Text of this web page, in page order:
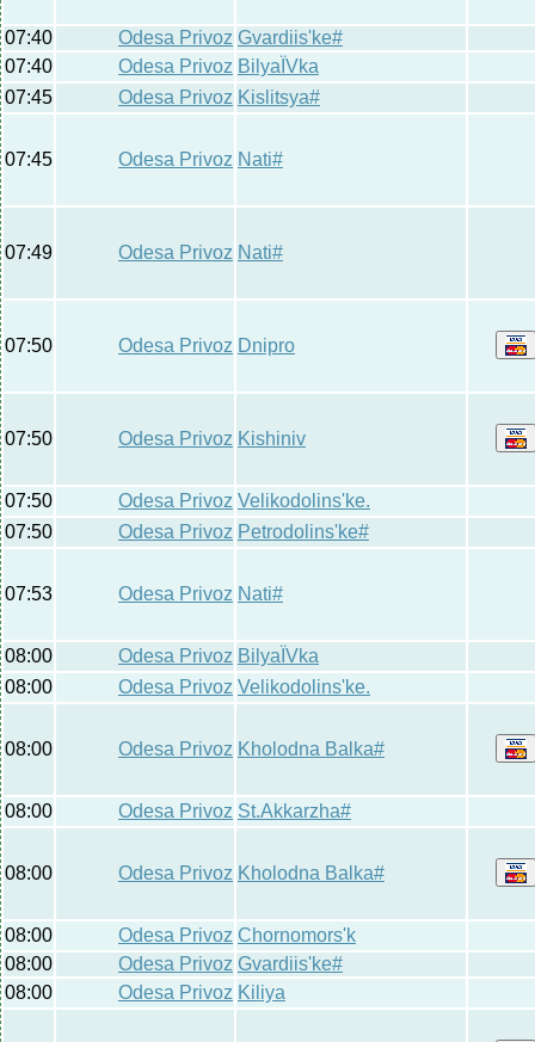
07:40 Odesa Privoz Gvardiis'ke#
07:40
Odesa Privoz BilyaЇVka
07:45
Odesa Privoz Kislitsya#
07:45 Odesa Privoz Nati#
07:49 Odesa Privoz Nati#
07:50 Odesa Privoz Dnipro
07:50 Odesa Privoz Kishiniv
07:50 Odesa Privoz Velikodolins'ke.
07:50
Odesa Privoz Petrodolins'ke#
07:53 Odesa Privoz Nati#
08:00 Odesa Privoz BilyaЇVka
08:00
Odesa Privoz Velikodolins'ke.
08:00 Odesa Privoz Kholodna Balka#
08:00 Odesa Privoz St.Akkarzha#
08:00 Odesa Privoz Kholodna Balka#
08:00 Odesa Privoz Chornomors'k
08:00
Odesa Privoz Gvardiis'ke#
08:00
Odesa Privoz Kiliya